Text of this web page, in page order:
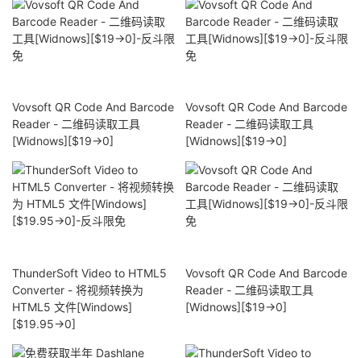
Vovsoft QR Code And Barcode
Reader - 二维码读取工具
[Widnows][$19→0]
Vovsoft QR Code And Barcode
Reader - 二维码读取工具
[Widnows][$19→0]
ThunderSoft Video to HTML5
Converter - 将视频转换为
HTML5 文件[Windows]
[$19.95→0]
Vovsoft QR Code And Barcode
Reader - 二维码读取工具
[Widnows][$19→0]